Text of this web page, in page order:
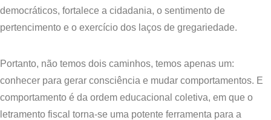
democráticos, fortalece a cidadania, o sentimento de
pertencimento e o exercício dos laços de gregariedade.
​Portanto, não temos dois caminhos, temos apenas um:
conhecer para gerar consciência e mudar comportamentos. E
comportamento é da ordem educacional coletiva, em que o
letramento fiscal torna-se uma potente ferramenta para a